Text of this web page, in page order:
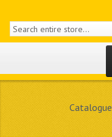
Catalogue